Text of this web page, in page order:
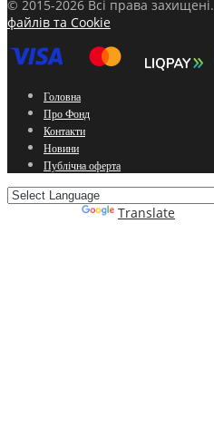
© 2015-2026 Всі права захищені.
файлів та Cookie
Головна
Про Фонд
Контакти
Новини
Публічна оферта
Translate